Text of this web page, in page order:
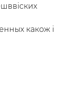
какож i